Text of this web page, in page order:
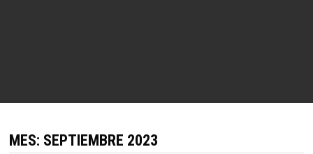
MES: SEPTIEMBRE 2023